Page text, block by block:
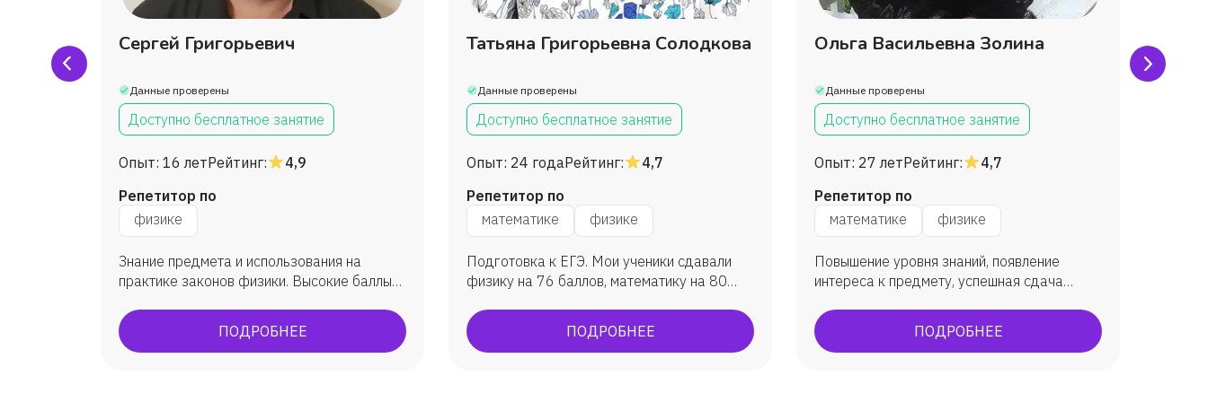
Сергей Григорьевич
Данные проверены
Доступно бесплатное занятие
Опыт: 16 летРейтинг:
4,9
Репетитор по
физике
Знание предмета и использования на
практике законов физики. Высокие баллы
ПОДРОБНЕЕ
Татьяна Григорьевна Солодкова
Данные проверены
Доступно бесплатное занятие
Опыт: 24 годаРейтинг:
4,7
Репетитор по
математике
физике
Подготовка к ЕГЭ. Мои ученики сдавали
физику на 76 баллов, математику на 80
ПОДРОБНЕЕ
Ольга Васильевна Золина
Данные проверены
Доступно бесплатное занятие
Опыт: 27 летРейтинг:
4,7
Репетитор по
математике
физике
Повышение уровня знаний, появление
интереса к предмету, успешная сдача
ПОДРОБНЕЕ